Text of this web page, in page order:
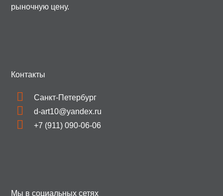
рыночную цену.
Контакты
Санкт-Петербург
d-art10@yandex.ru
+7 (911) 090-06-06
Мы в социальных сетях